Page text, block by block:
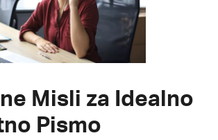
Misli za Idealno
Pismo